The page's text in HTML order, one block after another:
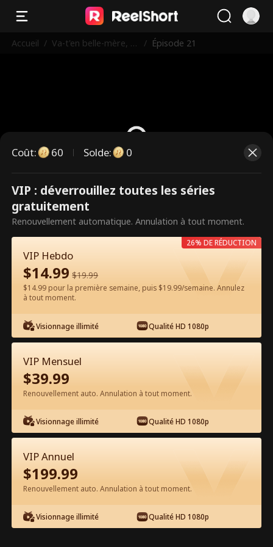
Accueil / Va-t'en belle-mère, tu
/ Épisode 21
Ce sont des épisodes payants.
Débloquez pour regarder.
Regarder gratuitement sur l'App
Épisode 21 - Va-t'en belle-mère, tu as
tout faux ! Film complet
0-49 50-55 Tous les épisodes
Coût: 60 Solde: 0
VIP : déverrouillez toutes les séries
gratuitement
Renouvellement automatique. Annulation à tout moment.
VIP Hebdo
$14.99 $19.99
$14.99 pour la première semaine, puis $19.99/semaine. Annulez
à tout moment.
Visionnage illimité Qualité HD 1080p
26% DE RÉDUCTION
VIP Mensuel
$39.99
Renouvellement auto. Annulation à tout moment.
Visionnage illimité Qualité HD 1080p
VIP Annuel
$199.99
Renouvellement auto. Annulation à tout moment.
Visionnage illimité Qualité HD 1080p